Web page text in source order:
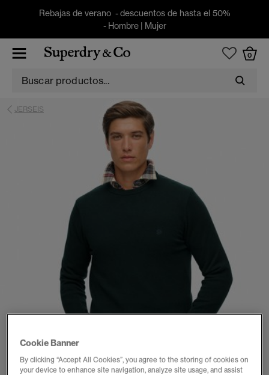
Rebajas de verano - descuentos de hasta el 50%
- Hombre| Mujer
0
JERSEIS
Cookie Banner
By clicking “Accept All Cookies”, you agree to the storing of cookies on
your device to enhance site navigation, analyze site usage, and assist